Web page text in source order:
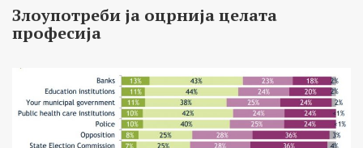
Злоупотреби ја оцрнија целата
професија